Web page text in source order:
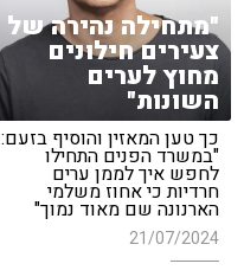
"מתחילה נהירה של
צעירים חילונים
מחוץ לערים
השונות"
כך טען המאזין והוסיף בזעם:
"במשרד הפנים התחילו
לחפש איך לממן ערים
חרדיות כי אחוז משלמי
הארנונה שם מאוד נמוך"
21/07/2024